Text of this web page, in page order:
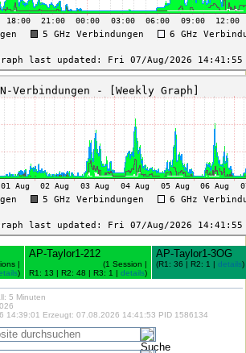
|
)
AP-Taylor1-212
(1 Session |
R1: 13 | R2: 48 | R3: 1 | details)
AP-Taylor1-3OG
(R1: 36 | R2: 1 | details)
5 Minuten
14:39:01 Erzeugt: 07.08.2026 14:41:53 PID 1586134